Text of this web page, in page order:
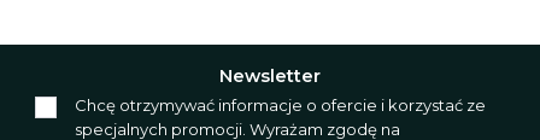
Newsletter
Chcę otrzymywać informacje o ofercie i korzystać ze
specjalnych promocji. Wyrażam zgodę na